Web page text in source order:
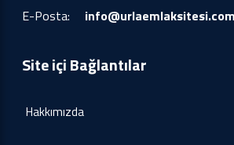
E-Posta:
Site içi Bağlantılar
Hakkımızda